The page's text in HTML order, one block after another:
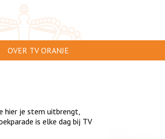
OVER TV ORANJE
ADVERTEREN
hier je stem uitbrengt,
is elke dag bij TV